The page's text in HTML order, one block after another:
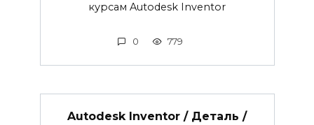
курсам Autodesk Inventor
0 779
Autodesk Inventor / Деталь /